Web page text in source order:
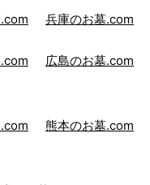
兵庫のお墓.com
広島のお墓.com
熊本のお墓.com